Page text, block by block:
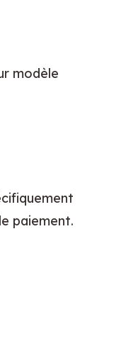
modèle
paiement.